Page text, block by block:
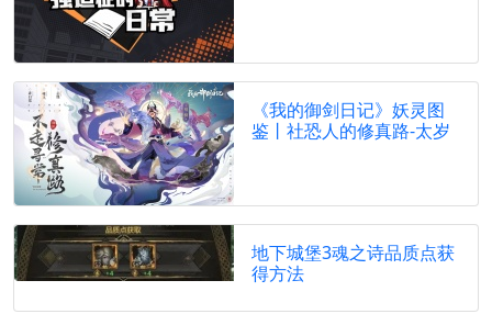
《我的御剑日记》妖灵图
鉴丨社恐人的修真路-太岁
地下城堡3魂之诗品质点获
得方法